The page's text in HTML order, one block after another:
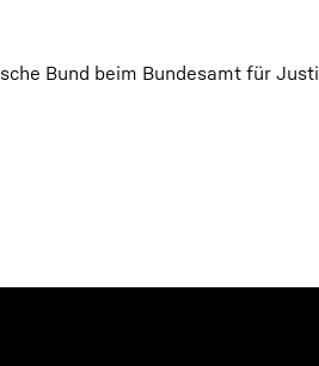
Bund beim Bundesamt für